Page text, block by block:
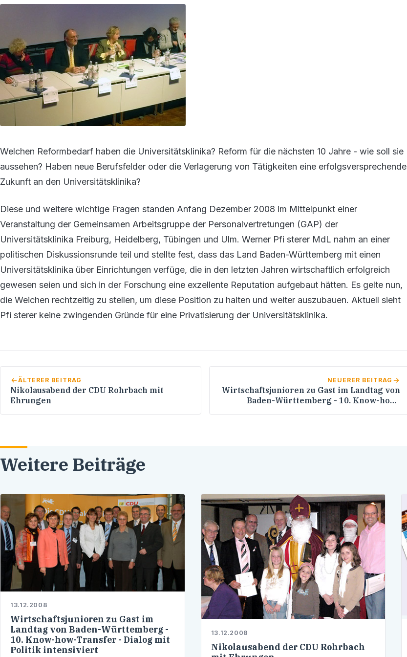
Welchen Reformbedarf haben die Universitätsklinika? Reform für die nächsten 10 Jahre - wie soll sie
aussehen? Haben neue Berufsfelder oder die Verlagerung von Tätigkeiten eine erfolgsversprechende
Zukunft an den Universitätsklinika?
Diese und weitere wichtige Fragen standen Anfang Dezember 2008 im Mittelpunkt einer
Veranstaltung der Gemeinsamen Arbeitsgruppe der Personalvertretungen (GAP) der
Universitätsklinika Freiburg, Heidelberg, Tübingen und Ulm. Werner Pfi sterer MdL nahm an einer
politischen Diskussionsrunde teil und stellte fest, dass das Land Baden-Württemberg mit einen
Universitätsklinika über Einrichtungen verfüge, die in den letzten Jahren wirtschaftlich erfolgreich
gewesen seien und sich in der Forschung eine exzellente Reputation aufgebaut hätten. Es gelte nun,
die Weichen rechtzeitig zu stellen, um diese Position zu halten und weiter auszubauen. Aktuell sieht
Pfi sterer keine zwingenden Gründe für eine Privatisierung der Universitätsklinika.
ÄLTERER BEITRAG
Nikolausabend der CDU Rohrbach mit
Ehrungen
NEUERER BEITRAG
Wirtschaftsjunioren zu Gast im Landtag von
Baden-Württemberg - 10. Know-how-
Weitere Beiträge
13.12.2008
Wirtschaftsjunioren zu Gast im
Landtag von Baden-Württemberg -
10. Know-how-Transfer - Dialog mit
Politik intensiviert
13.12.2008
Nikolausabend der CDU Rohrbach